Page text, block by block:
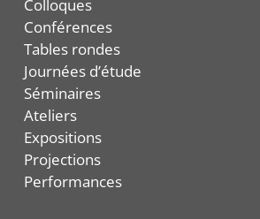
Colloques
Conférences
Tables rondes
Journées d’étude
Séminaires
Ateliers
Expositions
Projections
Performances